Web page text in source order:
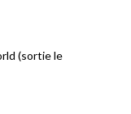
(sortie le